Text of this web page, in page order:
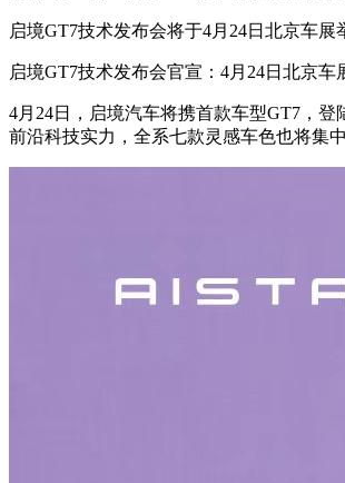
启境GT7技术发布会将于4月24日北京车展
启境GT7技术发布会官宣：4月24日北京车
4月24日，启境汽车将携首款车型GT7，
前沿科技实力，全系七款灵感车色也将集中